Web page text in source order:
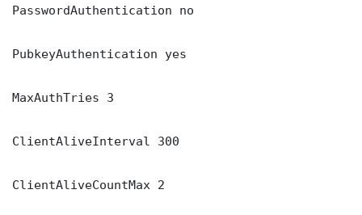
PasswordAuthentication no
PubkeyAuthentication yes
MaxAuthTries 3
ClientAliveInterval 300
ClientAliveCountMax 2